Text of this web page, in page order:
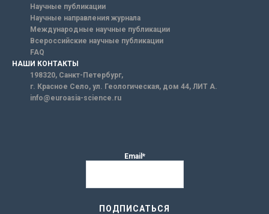
Научные публикации
Научные направления журнала
Международные научные публикации
Всероссийские научные публикации
FAQ
НАШИ КОНТАКТЫ
198320, Санкт-Петербург,
г. Красное Село, ул. Геологическая, дом 44, ЛИТ А.
info@euroasia-science.ru
Email*